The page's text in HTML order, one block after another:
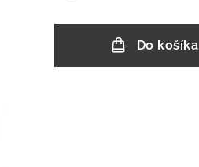
Do košíka